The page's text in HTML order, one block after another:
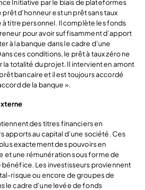
Initiative par le biais de plateformes
prêt d’honneur est un prêt sans taux
titre personnel. Il complète les fonds
pour avoir suffisamment d’apport
à la banque dans le cadre d’une
ces conditions, le prêt à taux zéro ne
la totalité du projet. Il intervient en amont
bancaire et il est toujours accordé
de la banque ».
des titres financiers en
apports au capital d’une société. Ces
exactement des pouvoirs en
et une rémunération sous forme de
bénéfice. Les investisseurs proviennent
risque ou encore de groupes de
le cadre d’une levée de fonds